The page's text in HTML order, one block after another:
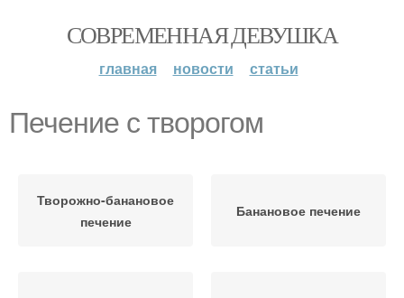
СОВРЕМЕННАЯ ДЕВУШКА
главная новости статьи
Печение с творогом
Творожно-банановое
печение
Банановое печение